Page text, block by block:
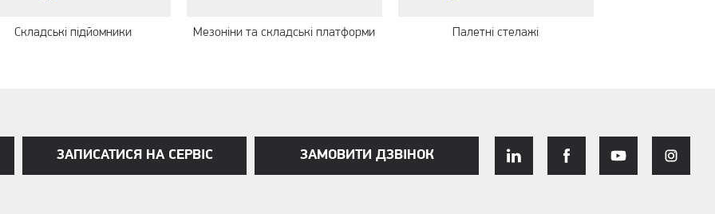
Складські підйомники Мезоніни та складські платформи Палетні стелажі
ЗАПИСАТИСЯ НА СЕРВІС ЗАМОВИТИ ДЗВІНОК